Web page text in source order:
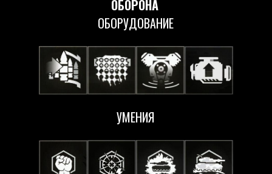
ОБОРОНА
ОБОРУДОВАНИЕ
УМЕНИЯ